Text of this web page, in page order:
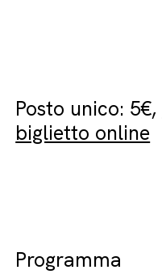
Posto unico: 5€,
biglietto online
Programma